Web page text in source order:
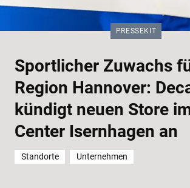
Sportlicher Zuwachs
Region Hannover:
kündigt neuen Store
Center Isernhagen an
KATEGORIE:
PRESSEKIT
Standorte Unternehmen